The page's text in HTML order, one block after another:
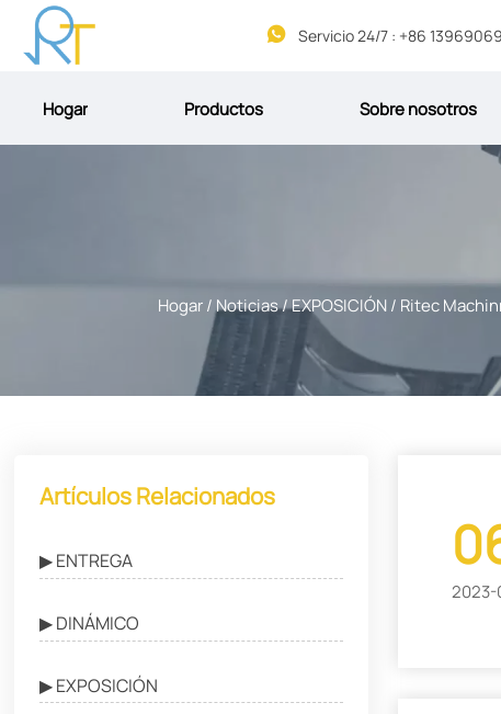

Hogar Productos Sobre nosotros
Hogar/Noticias/EXPOSICIÓN/ Ritec
Artículos Relacionados
▶ ENTREGA
▶ DINÁMICO
▶ EXPOSICIÓN
2023-